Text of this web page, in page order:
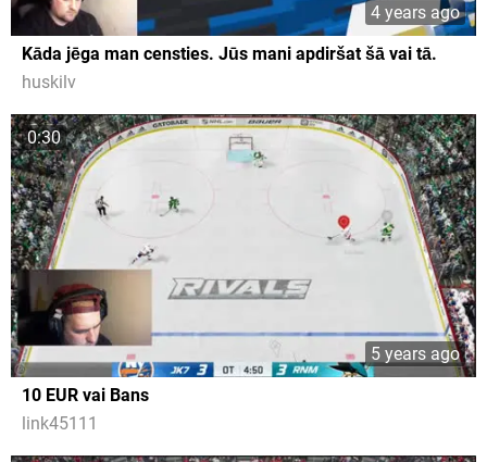
4 years ago
Kāda jēga man censties. Jūs mani apdiršat šā vai tā.
huskilv
0:30
5 years ago
10 EUR vai Bans
link45111